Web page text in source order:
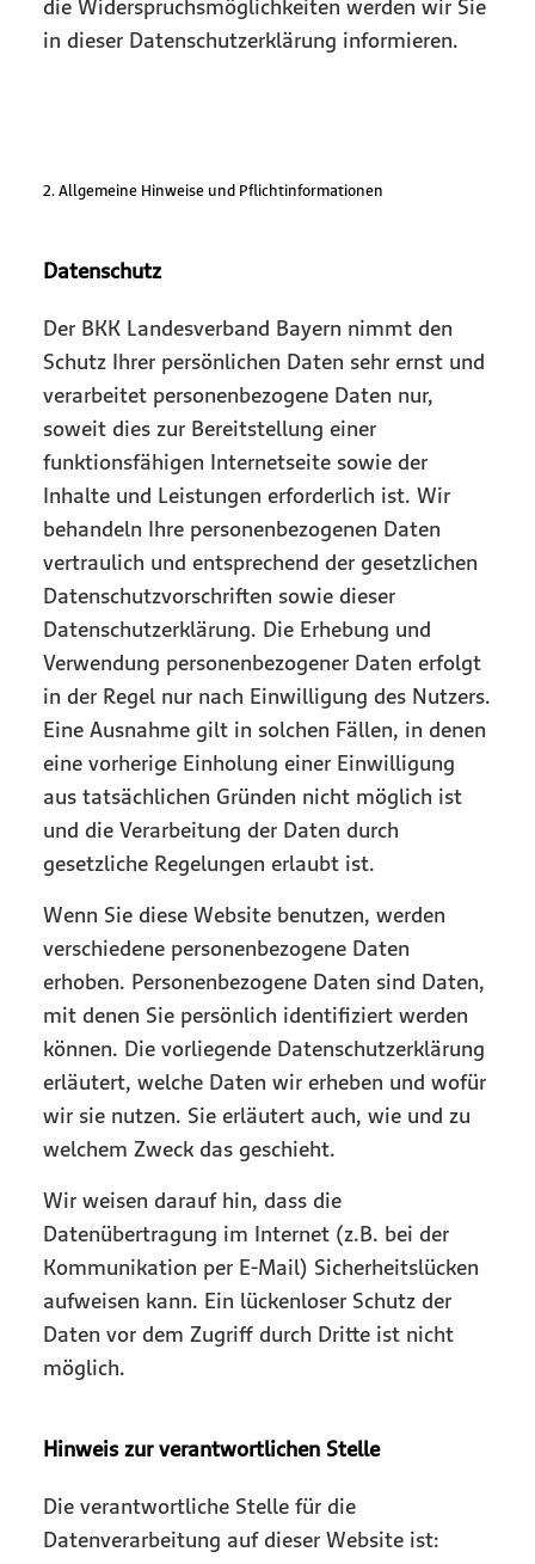
die Widerspruchsmöglichkeiten werden wir Sie
in dieser Datenschutzerklärung informieren.
2. Allgemeine Hinweise und Pflichtinformationen
Datenschutz
Der BKK Landesverband Bayern nimmt den
Schutz Ihrer persönlichen Daten sehr ernst und
verarbeitet personenbezogene Daten nur,
soweit dies zur Bereitstellung einer
funktionsfähigen Internetseite sowie der
Inhalte und Leistungen erforderlich ist. Wir
behandeln Ihre personenbezogenen Daten
vertraulich und entsprechend der gesetzlichen
Datenschutzvorschriften sowie dieser
Datenschutzerklärung. Die Erhebung und
Verwendung personenbezogener Daten erfolgt
in der Regel nur nach Einwilligung des Nutzers.
Eine Ausnahme gilt in solchen Fällen, in denen
eine vorherige Einholung einer Einwilligung
aus tatsächlichen Gründen nicht möglich ist
und die Verarbeitung der Daten durch
gesetzliche Regelungen erlaubt ist.
Wenn Sie diese Website benutzen, werden
verschiedene personenbezogene Daten
erhoben. Personenbezogene Daten sind Daten,
mit denen Sie persönlich identifiziert werden
können. Die vorliegende Datenschutzerklärung
erläutert, welche Daten wir erheben und wofür
wir sie nutzen. Sie erläutert auch, wie und zu
welchem Zweck das geschieht.
Wir weisen darauf hin, dass die
Datenübertragung im Internet (z.B. bei der
Kommunikation per E-Mail) Sicherheitslücken
aufweisen kann. Ein lückenloser Schutz der
Daten vor dem Zugriff durch Dritte ist nicht
möglich.
Hinweis zur verantwortlichen Stelle
Die verantwortliche Stelle für die
Datenverarbeitung auf dieser Website ist: